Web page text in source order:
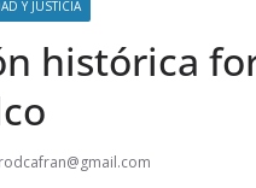
Y JUSTICIA
histórica
rodcafran@gmail.com